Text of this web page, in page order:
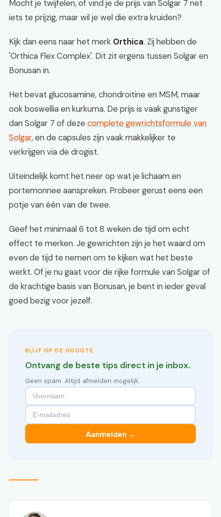
Mocht je twijfelen, of vind je de prijs van Solgar 7 net
iets te prijzig, maar wil je wel die extra kruiden?
Kijk dan eens naar het merk Orthica. Zij hebben de
'Orthica Flex Complex'. Dit zit ergens tussen Solgar en
Bonusan in.
Het bevat glucosamine, chondroitine en MSM, maar
ook boswellia en kurkuma. De prijs is vaak gunstiger
dan Solgar 7 of deze complete gewrichtsformule van
Solgar, en de capsules zijn vaak makkelijker te
verkrijgen via de drogist.
Uiteindelijk komt het neer op wat je lichaam en
portemonnee aanspreken. Probeer gerust eens een
potje van één van de twee.
Geef het minimaal 6 tot 8 weken de tijd om echt
effect te merken. Je gewrichten zijn je het waard om
even de tijd te nemen om te kijken wat het beste
werkt. Of je nu gaat voor de rijke formule van Solgar of
de krachtige basis van Bonusan, je bent in ieder geval
goed bezig voor jezelf.
BLIJF OP DE HOOGTE
Ontvang de beste tips direct in je inbox.
Geen spam. Altijd afmelden mogelijk.
Aanmelden →